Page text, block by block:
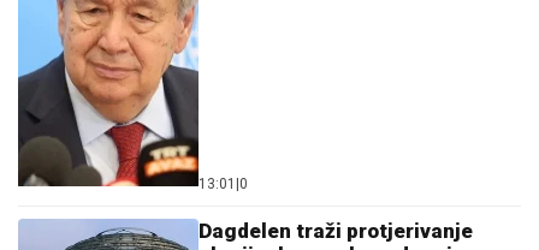
13:01 |0
Dagdelen traži protjerivanje